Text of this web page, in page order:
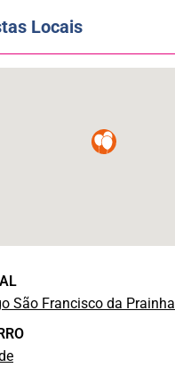
Locais
São Francisco da Prainha